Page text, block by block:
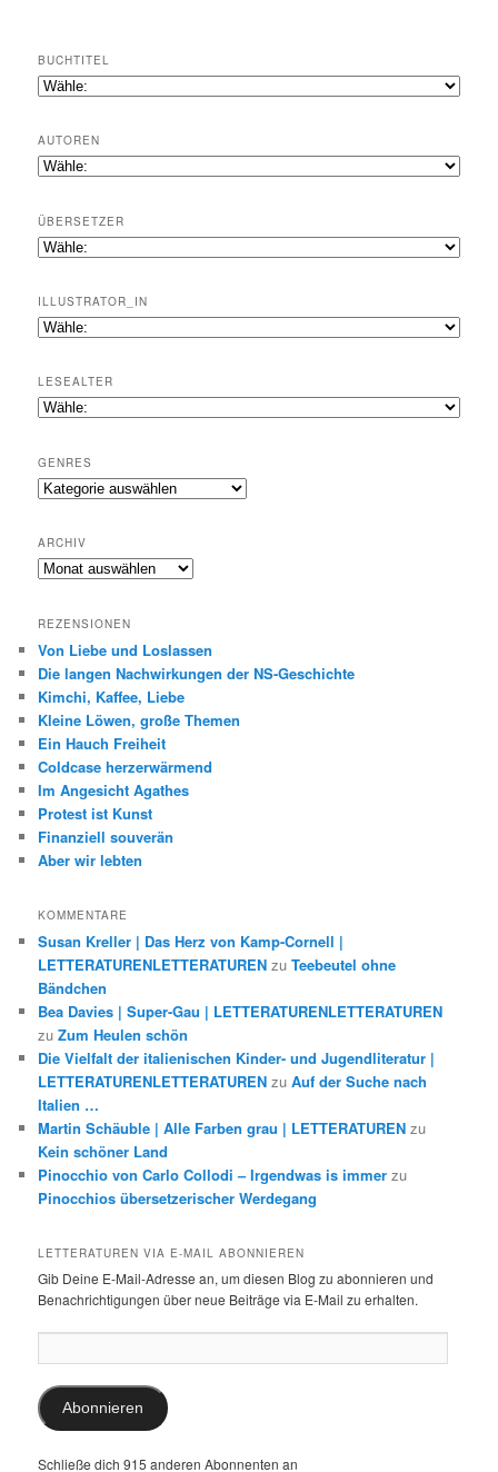
BUCHTITEL
AUTOREN
ÜBERSETZER
ILLUSTRATOR_IN
LESEALTER
GENRES
Genres
ARCHIV
Archiv
REZENSIONEN
Von Liebe und Loslassen
Die langen Nachwirkungen der NS-Geschichte
Kimchi, Kaffee, Liebe
Kleine Löwen, große Themen
Ein Hauch Freiheit
Coldcase herzerwärmend
Im Angesicht Agathes
Protest ist Kunst
Finanziell souverän
Aber wir lebten
KOMMENTARE
Susan Kreller | Das Herz von Kamp-Cornell |
LETTERATURENLETTERATUREN zuTeebeutel ohne
Bändchen
Bea Davies | Super-Gau | LETTERATURENLETTERATUREN
zuZum Heulen schön
Die Vielfalt der italienischen Kinder- und Jugendliteratur |
LETTERATURENLETTERATUREN zuAuf der Suche nach
Italien …
Martin Schäuble | Alle Farben grau | LETTERATUREN zu
Kein schöner Land
Pinocchio von Carlo Collodi – Irgendwas is immer zu
Pinocchios übersetzerischer Werdegang
LETTERATUREN VIA E-MAIL ABONNIEREN
Gib Deine E-Mail-Adresse an, um diesen Blog zu abonnieren und
Benachrichtigungen über neue Beiträge via E-Mail zu erhalten.
Mail-
Adresse:
Abonnieren
Schließe dich 915 anderen Abonnenten an